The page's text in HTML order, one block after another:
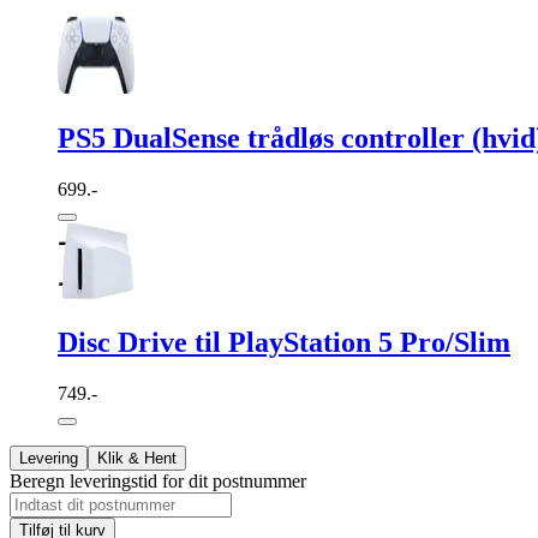
PS5 DualSense trådløs controller
699.-
Disc Drive til PlayStation 5 Pro/Slim
749.-
Levering Klik & Hent
Beregn leveringstid for dit postnummer
Tilføj til kurv